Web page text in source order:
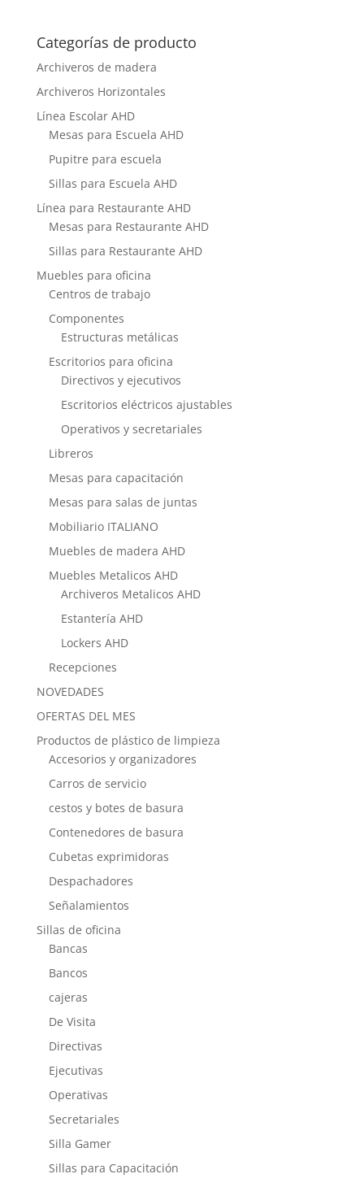
Categorías de producto
Archiveros de madera
Archiveros Horizontales
Línea Escolar AHD
Mesas para Escuela AHD
Pupitre para escuela
Sillas para Escuela AHD
Línea para Restaurante AHD
Mesas para Restaurante AHD
Sillas para Restaurante AHD
Muebles para oficina
Centros de trabajo
Componentes
Estructuras metálicas
Escritorios para oficina
Directivos y ejecutivos
Escritorios eléctricos ajustables
Operativos y secretariales
Libreros
Mesas para capacitación
Mesas para salas de juntas
Mobiliario ITALIANO
Muebles de madera AHD
Muebles Metalicos AHD
Archiveros Metalicos AHD
Estantería AHD
Lockers AHD
Recepciones
NOVEDADES
OFERTAS DEL MES
Productos de plástico de limpieza
Accesorios y organizadores
Carros de servicio
cestos y botes de basura
Contenedores de basura
Cubetas exprimidoras
Despachadores
Señalamientos
Sillas de oficina
Bancas
Bancos
cajeras
De Visita
Directivas
Ejecutivas
Operativas
Secretariales
Silla Gamer
Sillas para Capacitación